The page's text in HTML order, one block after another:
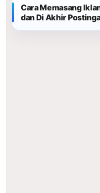
Cara Memasang
dan Di Akhir